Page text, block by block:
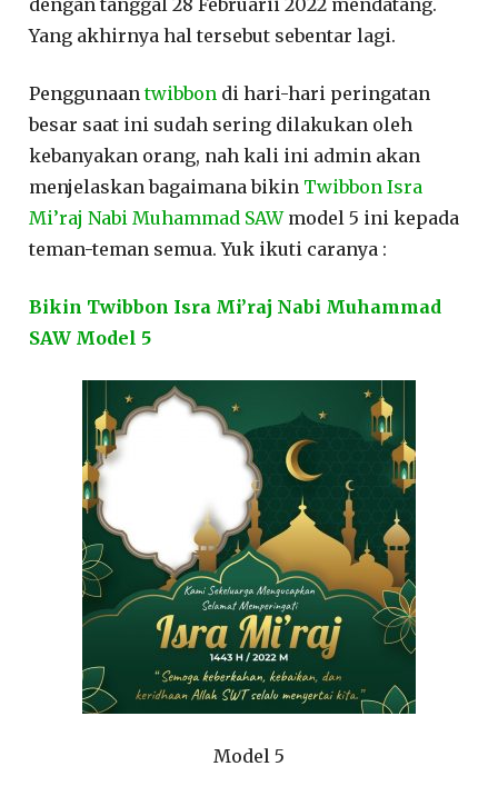
dengan tanggal 28 Februarii 2022 mendatang.
Yang akhirnya hal tersebut sebentar lagi.
Penggunaantwibbon di hari-hari peringatan
besar saat ini sudah sering dilakukan oleh
kebanyakan orang, nah kali ini admin akan
menjelaskan bagaimana bikin Twibbon Isra
Mi’raj Nabi Muhammad SAWmodel 5 ini kepada
teman-teman semua. Yuk ikuti caranya :
Bikin Twibbon Isra Mi’raj Nabi Muhammad
SAW Model 5
Model 5